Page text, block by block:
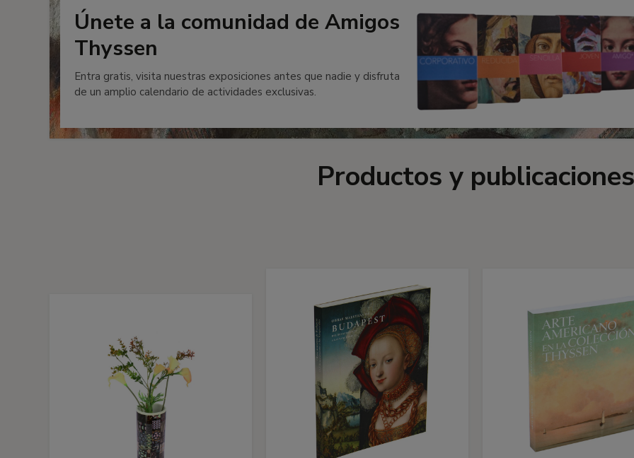
Únete a la comunidad de Amigos
Thyssen
Entra gratis, visita nuestras exposiciones antes que nadie y disfruta
de un amplio calendario de actividades exclusivas.
Productos y publicaciones